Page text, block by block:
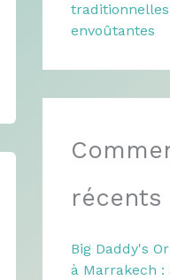
envoûtantes
récents
Big Daddy's
à Marrakech :